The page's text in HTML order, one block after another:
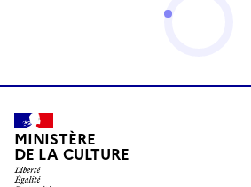
MINISTÈRE
DE LA CULTURE